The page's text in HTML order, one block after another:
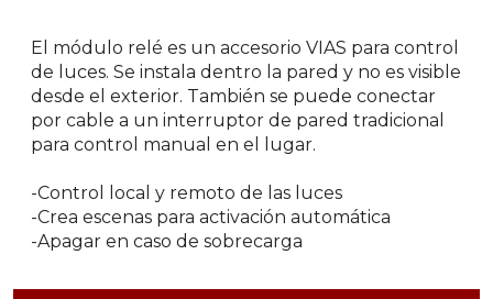
El módulo relé es un accesorio VIAS para control
de luces. Se instala dentro la pared y no es visible
desde el exterior. También se puede conectar
por cable a un interruptor de pared tradicional
para control manual en el lugar.
-Control local y remoto de las luces
-Crea escenas para activación automática
-Apagar en caso de sobrecarga